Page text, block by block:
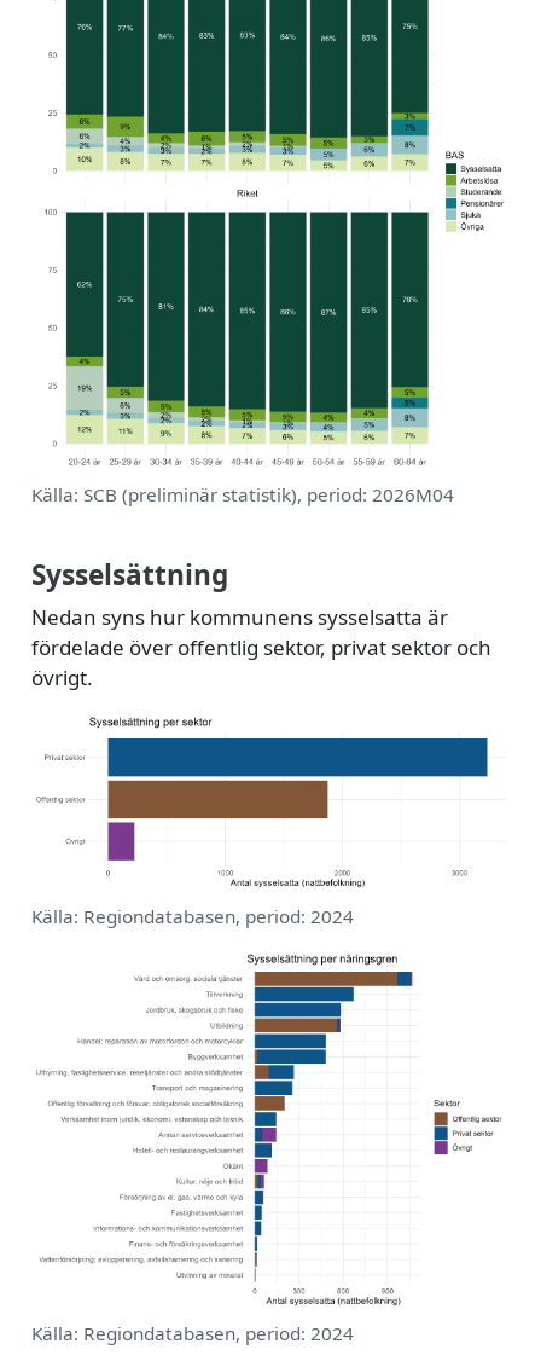
Källa: SCB (preliminär statistik), period: 2026M04
Sysselsättning
Nedan syns hur kommunens sysselsatta är
fördelade över offentlig sektor, privat sektor och
övrigt.
Källa: Regiondatabasen, period: 2024
Källa: Regiondatabasen, period: 2024